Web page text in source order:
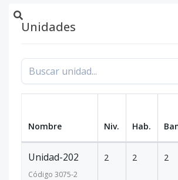
Unidades
Nombre Niv. Hab.
Unidad-202
Código 3075-2
2 2 2